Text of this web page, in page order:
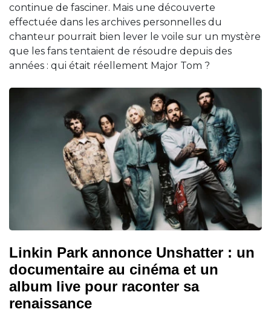
continue de fasciner. Mais une découverte
effectuée dans les archives personnelles du
chanteur pourrait bien lever le voile sur un mystère
que les fans tentaient de résoudre depuis des
années : qui était réellement Major Tom ?
Linkin Park annonce Unshatter : un
documentaire au cinéma et un
album live pour raconter sa
renaissance